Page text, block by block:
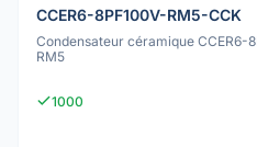
CCER6-8PF100V-RM5-CCK
Condensateur céramique CCER6-
RM5
1000